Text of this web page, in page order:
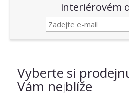
interiérovém
Vyberte si
Vám nejblíže